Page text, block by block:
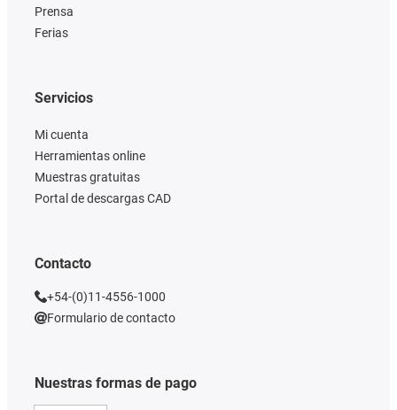
Prensa
Ferias
Nuestras formas de pago
Servicios
Mi cuenta
Herramientas online
Muestras gratuitas
Portal de descargas CAD
Contacto
+54-(0)11-4556-1000
Formulario de contacto